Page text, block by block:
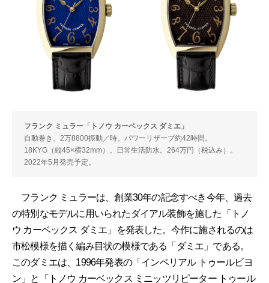
フランク ミュラー「トノウ カーベックス ダミエ」
自動巻き。2万8800振動／時。パワーリザーブ約42時間。
18KYG（縦45×横32mm）。日常生活防水。264万円（税込み）。
2022年5月発売予定。
フランク ミュラーは、創業30年の記念すべき今年、過去
の特別なモデルに用いられたダイアル装飾を施した「トノ
ウ カーベックス ダミエ」を発表した。今作に施されるのは
市松模様を描く編み目状の模様である「ダミエ」である。
このダミエは、1996年発表の「インペリアル トゥールビヨ
ン」と「トノウ カーベックス ミニッツリピーター トゥール